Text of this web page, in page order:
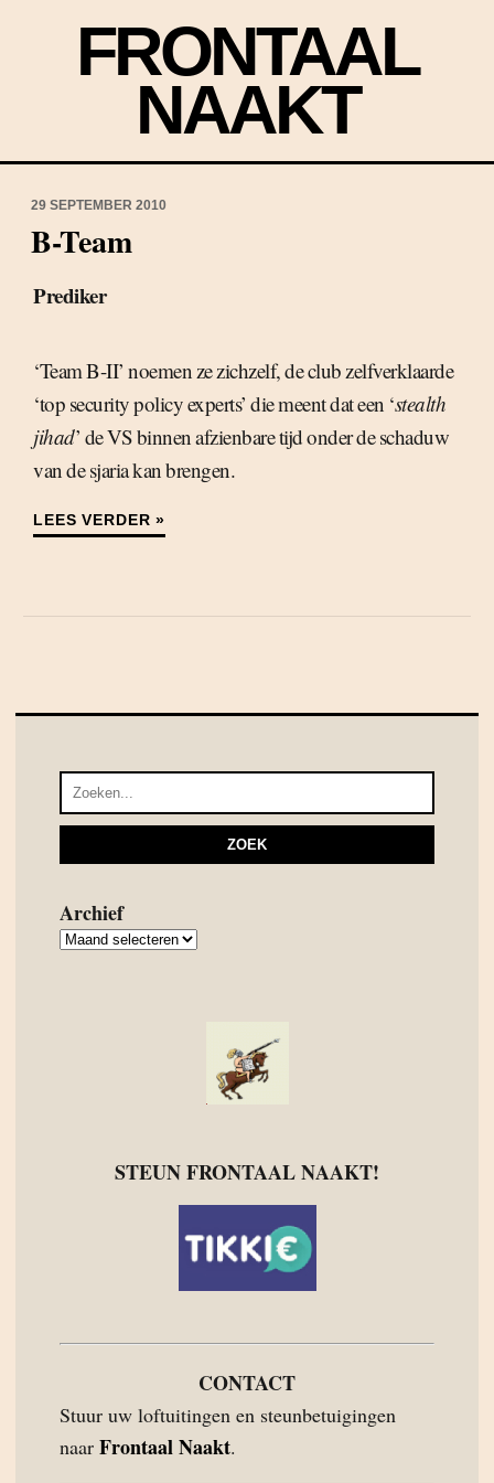
FRONTAAL
NAAKT
29 SEPTEMBER 2010
B-Team
Prediker
‘Team B-II’ noemen ze zichzelf, de club zelfverklaarde
‘top security policy experts’ die meent dat een ‘stealth
jihad’ de VS binnen afzienbare tijd onder de schaduw
van de sjaria kan brengen.
LEES VERDER »
Archief
Archief
STEUN FRONTAAL NAAKT!
CONTACT
Stuur uw loftuitingen en steunbetuigingen
naar Frontaal Naakt.